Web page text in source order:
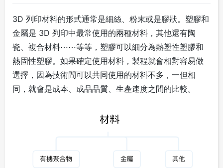
3D 列印材料的形式通常是細絲、粉末或是膠狀。塑膠和
金屬是 3D 列印中最常使用的兩種材料，其他還有陶
瓷、複合材料⋯⋯等等，塑膠可以細分為熱塑性塑膠和
熱固性塑膠。如果確定使用材料，製程就會相對容易做
選擇，因為技術間可以共同使用的材料不多，一但相
同，就會是成本、成品品質、生產速度之間的比較。